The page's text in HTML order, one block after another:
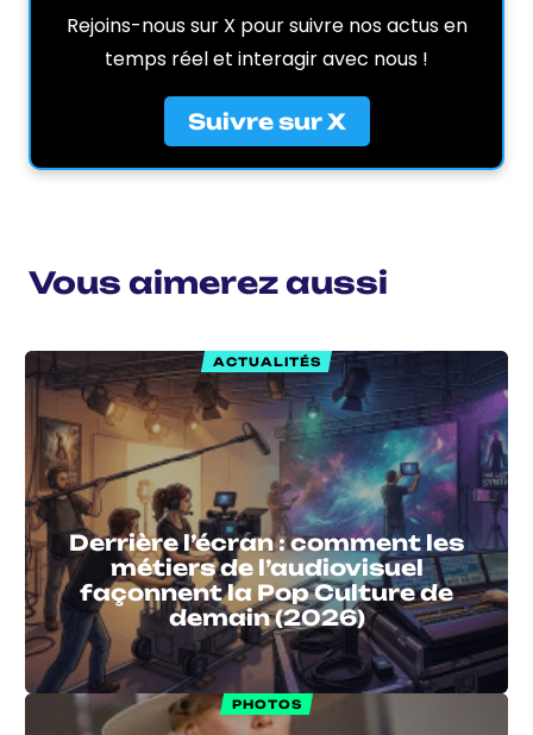
Rejoins-nous sur X pour suivre nos actus en
temps réel et interagir avec nous !
Suivre sur X
Vous aimerez aussi
ACTUALITÉS
Derrière l’écran : comment les
métiers de l’audiovisuel
façonnent la Pop Culture de
demain (2026)
PHOTOS